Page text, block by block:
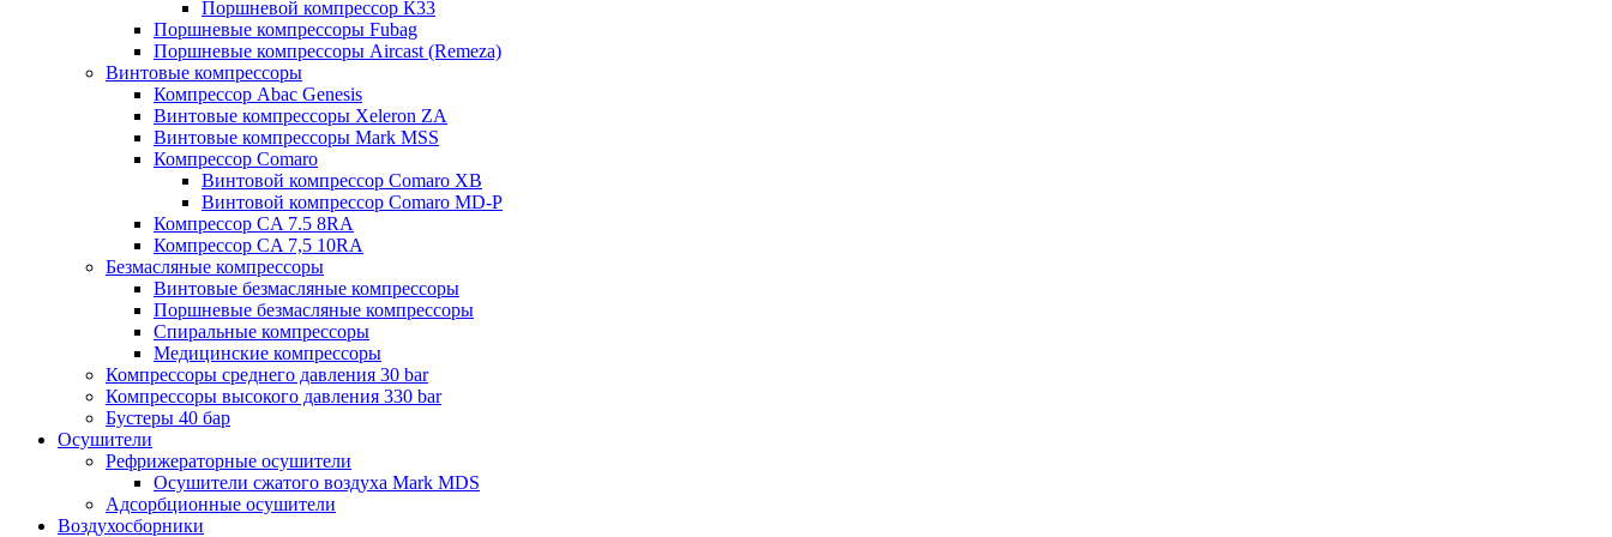
Поршневой компрессор К33
Поршневые компрессоры Fubag
Поршневые компрессоры Aircast (Remeza)
Винтовые компрессоры
Компрессор Abac Genesis
Винтовые компрессоры Xeleron ZA
Винтовые компрессоры Mark MSS
Компрессор Comaro
Винтовой компрессор Comaro XB
Винтовой компрессор Comaro MD-P
Компрессор CA 7.5 8RA
Компрессор CA 7,5 10RA
Безмасляные компрессоры
Винтовые безмасляные компрессоры
Поршневые безмасляные компрессоры
Спиральные компрессоры
Медицинские компрессоры
Компрессоры среднего давления 30 bar
Компрессоры высокого давления 330 bar
Бустеры 40 бар
Осушители
Рефрижераторные осушители
Осушители сжатого воздуха Mark MDS
Адсорбционные осушители
Воздухосборники